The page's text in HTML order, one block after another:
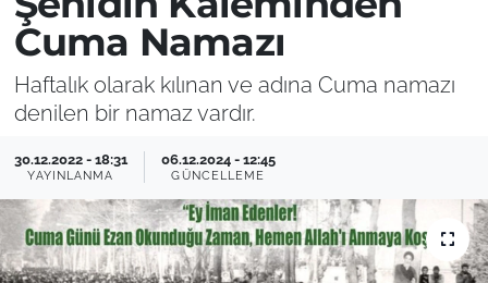
Cuma Namazı
Haftalık olarak kılınan ve adına Cuma namazı
denilen bir namaz vardır.
30.12.2022 - 18:31
YAYINLANMA
06.12.2024 - 12:45
GÜNCELLEME